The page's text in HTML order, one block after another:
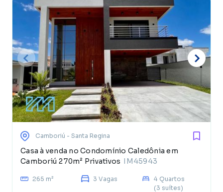
Camboriú - Santa Regina
Casa à venda no Condomínio Caledônia em
Camboriú 270m² Privativos IM45943
265 m² 3 Vagas
4 Quartos
(3 suítes)